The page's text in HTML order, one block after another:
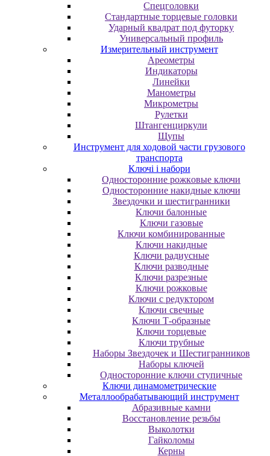
Спецголовки
Стандартные торцевые головки
Ударный квадрат под футорку
Универсальный профиль
Измерительный инструмент
Ареометры
Индикаторы
Линейки
Манометры
Микрометры
Рулетки
Штангенциркули
Щупы
Инструмент для ходовой части грузового
транспорта
Ключі і набори
Oднocтopoнниe poжкoвыe ключи
Oднocтopoнниe нaкидныe ключи
Звездочки и шестигранники
Ключи балонные
Ключи газовые
Ключи комбинированные
Ключи накидные
Ключи радиусные
Ключи разводные
Ключи разрезные
Ключи рожковые
Ключи с редуктором
Ключи свечные
Ключи Т-образные
Ключи торцевые
Ключи трубные
Наборы Звездочек и Шестигранников
Наборы ключей
Односторонние ключи ступичные
Ключи динамометрические
Металлообрабатывающий инструмент
Абразивные камни
Восстановление резьбы
Выколотки
Гайколомы
Керны